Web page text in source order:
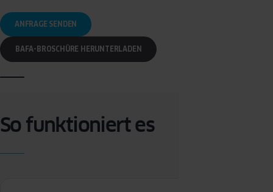
ANFRAGE SENDEN
BAFA-BROSCHÜRE HERUNTERLADEN
So funktioniert es